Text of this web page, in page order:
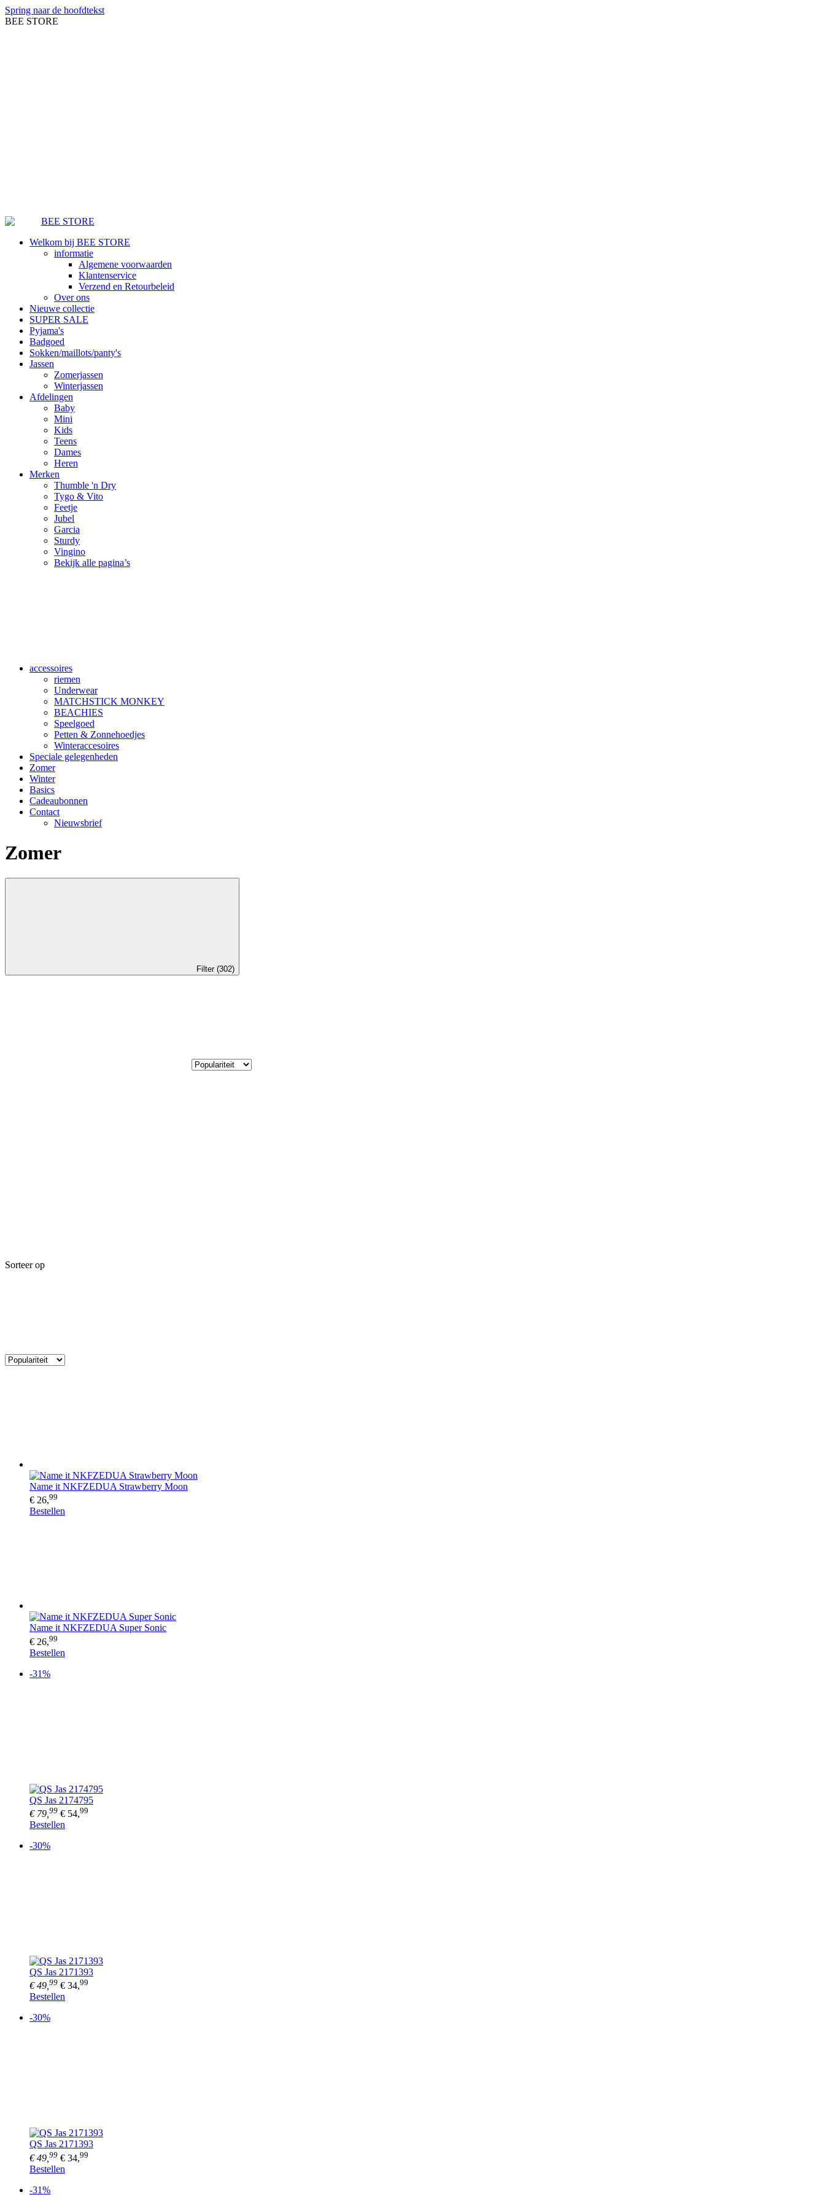
Spring naar de hoofdtekst
BEE STORE
Welkom bij BEE STORE
informatie
Algemene voorwaarden
Klantenservice
Verzend en Retourbeleid
Over ons
Nieuwe collectie
SUPER SALE
Pyjama's
Badgoed
Sokken/maillots/panty's
Jassen
Zomerjassen
Winterjassen
Afdelingen
Baby
Mini
Kids
Teens
Dames
Heren
Merken
Thumble 'n Dry
Tygo & Vito
Feetje
Jubel
Garcia
Sturdy
Vingino
Bekijk alle pagina’s
accessoires
riemen
Underwear
MATCHSTICK MONKEY
BEACHIES
Speelgoed
Petten & Zonnehoedjes
Winteraccesoires
Speciale gelegenheden
Zomer
Winter
Basics
Cadeaubonnen
Contact
Nieuwsbrief
Zomer
Filter (302)
Sorteer op
Name it NKFZEDUA Strawberry Moon
€ 26,99
Bestellen
Name it NKFZEDUA Super Sonic
€ 26,99
Bestellen
-31%
QS Jas 2174795
€ 79, 99 € 54,99
Bestellen
-30%
QS Jas 2171393
€ 49, 99 € 34,99
Bestellen
-30%
QS Jas 2171393
€ 49, 99 € 34,99
Bestellen
-31%